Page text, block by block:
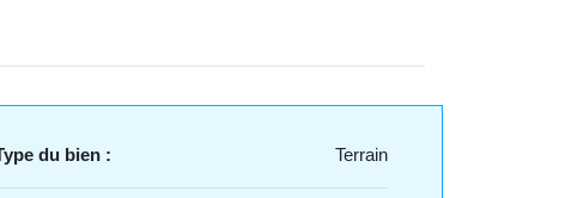
du bien : Terrain